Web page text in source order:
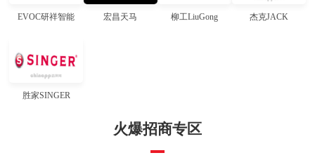
EVOC研祥智能 宏昌天马 柳工LiuGong 杰克JACK
胜家SINGER
火爆招商专区